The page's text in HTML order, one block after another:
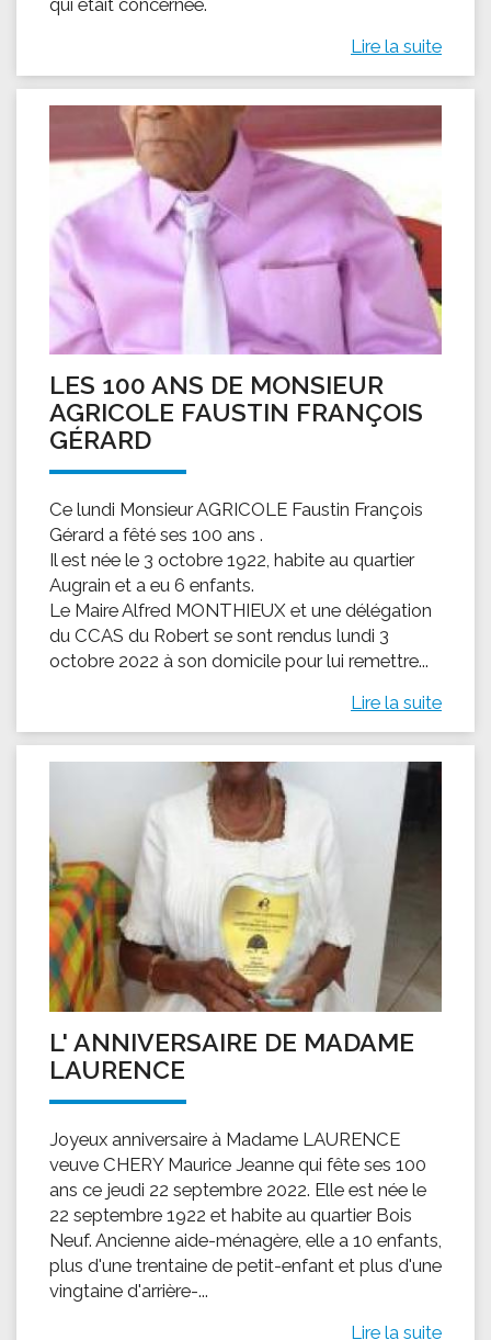
Lire la suite
LES 100 ANS DE MONSIEUR
AGRICOLE FAUSTIN FRANÇOIS
GÉRARD
Ce lundi Monsieur AGRICOLE Faustin François
Gérard a fêté ses 100 ans .
Il est née le 3 octobre 1922, habite au quartier
Augrain et a eu 6 enfants.
Le Maire Alfred MONTHIEUX et une délégation
du CCAS du Robert se sont rendus lundi 3
octobre 2022 à son domicile pour lui remettre...
Lire la suite
L' ANNIVERSAIRE DE MADAME
LAURENCE
Joyeux anniversaire à Madame LAURENCE
veuve CHERY Maurice Jeanne qui fête ses 100
ans ce jeudi 22 septembre 2022. Elle est née le
22 septembre 1922 et habite au quartier Bois
Neuf. Ancienne aide-ménagère, elle a 10 enfants,
plus d'une trentaine de petit-enfant et plus d'une
vingtaine d'arrière-...
Lire la suite